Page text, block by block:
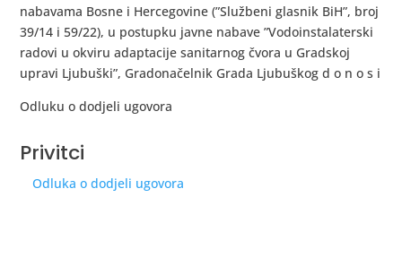
nabavama Bosne i Hercegovine (”Službeni glasnik BiH”, broj
39/14 i 59/22), u postupku javne nabave ”Vodoinstalaterski
radovi u okviru adaptacije sanitarnog čvora u Gradskoj
upravi Ljubuški”, Gradonačelnik Grada Ljubuškog d o n o s i
Odluku o dodjeli ugovora
Privitci
Odluka o dodjeli ugovora